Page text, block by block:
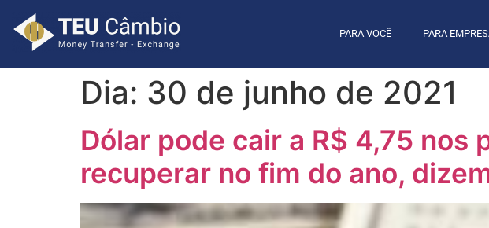
PARA VOCÊ PARA
Dia: 30 de junho de 2021
Dólar pode cair a R$ 4,75 nos
recuperar no fim do ano,